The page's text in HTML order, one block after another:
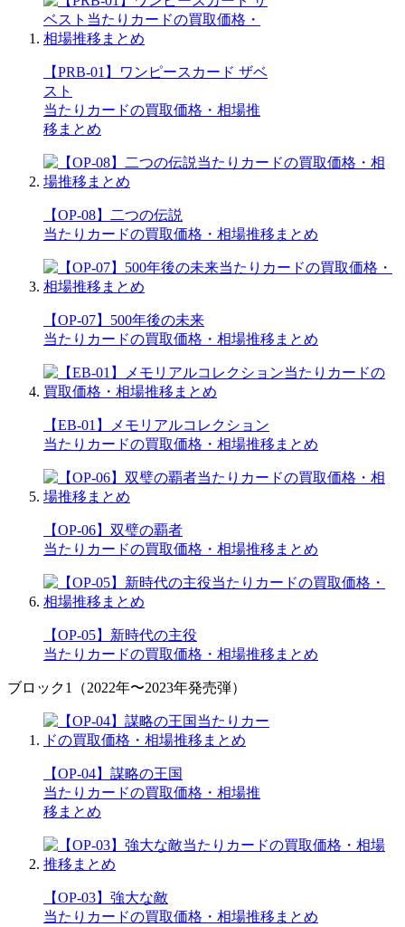
【PRB-01】ワンピースカード ザベ
スト
当たりカードの買取価格・相場推
移まとめ
【OP-08】二つの伝説
当たりカードの買取価格・相場推移まとめ
【OP-07】500年後の未来
当たりカードの買取価格・相場推移まとめ
【EB-01】メモリアルコレクション
当たりカードの買取価格・相場推移まとめ
【OP-06】双璧の覇者
当たりカードの買取価格・相場推移まとめ
【OP-05】新時代の主役
当たりカードの買取価格・相場推移まとめ
ブロック1（2022年〜2023年発売弾）
【OP-04】謀略の王国
当たりカードの買取価格・相場推
移まとめ
【OP-03】強大な敵
当たりカードの買取価格・相場推移まとめ